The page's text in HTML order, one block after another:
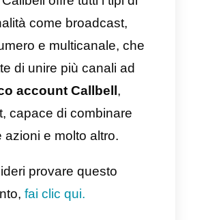
gli interessati ai
di riferimento
dei messaggi come
è fondamentale
le persone dimenticano.
infatti, c’è bisogno di una
spinta per completare